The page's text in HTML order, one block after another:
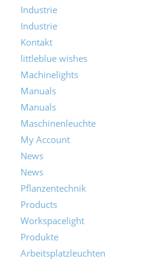
Industrie
Industrie
Kontakt
littleblue wishes
Machinelights
Manuals
Manuals
Maschinenleuchte
My Account
News
News
Pflanzentechnik
Products
Workspacelight
Produkte
Arbeitsplatzleuchten